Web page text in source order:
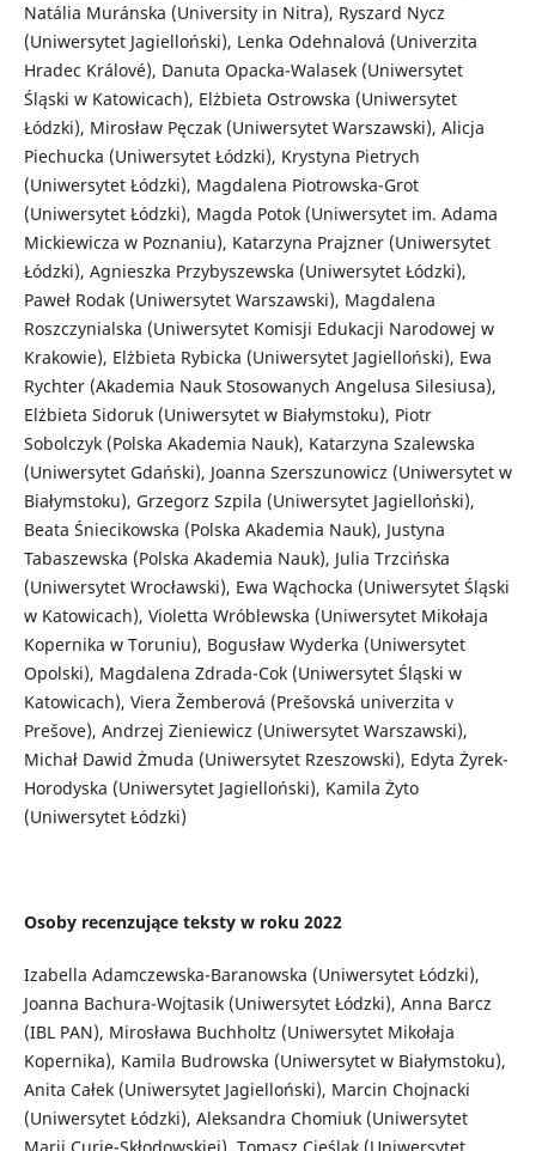
Natália Muránska (University in Nitra), Ryszard Nycz
(Uniwersytet Jagielloński), Lenka Odehnalová (Univerzita
Hradec Králové), Danuta Opacka-Walasek (Uniwersytet
Śląski w Katowicach), Elżbieta Ostrowska (Uniwersytet
Łódzki), Mirosław Pęczak (Uniwersytet Warszawski), Alicja
Piechucka (Uniwersytet Łódzki), Krystyna Pietrych
(Uniwersytet Łódzki), Magdalena Piotrowska-Grot
(Uniwersytet Łódzki), Magda Potok (Uniwersytet im. Adama
Mickiewicza w Poznaniu), Katarzyna Prajzner (Uniwersytet
Łódzki), Agnieszka Przybyszewska (Uniwersytet Łódzki),
Paweł Rodak (Uniwersytet Warszawski), Magdalena
Roszczynialska (Uniwersytet Komisji Edukacji Narodowej w
Krakowie), Elżbieta Rybicka (Uniwersytet Jagielloński), Ewa
Rychter (Akademia Nauk Stosowanych Angelusa Silesiusa),
Elżbieta Sidoruk (Uniwersytet w Białymstoku), Piotr
Sobolczyk (Polska Akademia Nauk), Katarzyna Szalewska
(Uniwersytet Gdański), Joanna Szerszunowicz (Uniwersytet w
Białymstoku), Grzegorz Szpila (Uniwersytet Jagielloński),
Beata Śniecikowska (Polska Akademia Nauk), Justyna
Tabaszewska (Polska Akademia Nauk), Julia Trzcińska
(Uniwersytet Wrocławski), Ewa Wąchocka (Uniwersytet Śląski
w Katowicach), Violetta Wróblewska (Uniwersytet Mikołaja
Kopernika w Toruniu), Bogusław Wyderka (Uniwersytet
Opolski), Magdalena Zdrada-Cok (Uniwersytet Śląski w
Katowicach), Viera Žemberová (Prešovská univerzita v
Prešove), Andrzej Zieniewicz (Uniwersytet Warszawski),
Michał Dawid Żmuda (Uniwersytet Rzeszowski), Edyta Żyrek-
Horodyska (Uniwersytet Jagielloński), Kamila Żyto
(Uniwersytet Łódzki)
Osoby recenzujące teksty w roku 2022
Izabella Adamczewska-Baranowska (Uniwersytet Łódzki),
Joanna Bachura-Wojtasik (Uniwersytet Łódzki), Anna Barcz
(IBL PAN), Mirosława Buchholtz (Uniwersytet Mikołaja
Kopernika), Kamila Budrowska (Uniwersytet w Białymstoku),
Anita Całek (Uniwersytet Jagielloński), Marcin Chojnacki
(Uniwersytet Łódzki), Aleksandra Chomiuk (Uniwersytet